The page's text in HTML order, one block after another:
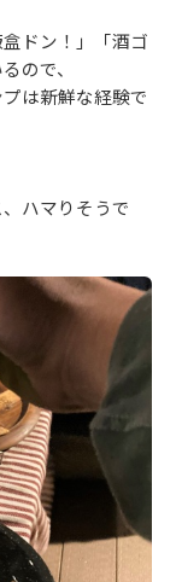
ドン！」「酒ゴ
ので、
は新鮮な経験で
ハマりそうで